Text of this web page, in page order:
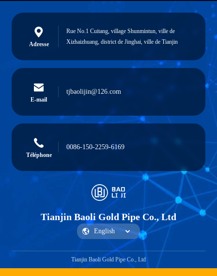
Adresse
Rue No.1 Cuitang, village Shunmintun, ville de
Xizhaizhuang, district de Jinghai, ville de Tianjin
E-mail
tjbaolijin@126.com
Téléphone
0086-150-2259-6169
Tianjin Baoli Gold Pipe Co., Ltd
Tianjin Baoli Gold Pipe Co., Ltd